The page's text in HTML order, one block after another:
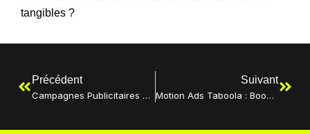
tangibles ?
Précédent
Campagnes Publicitaires Twitter 2025 : Dominez L’arène De X
Suivant
Motion Ads Taboola : Boostez Vos Conversions En 2025